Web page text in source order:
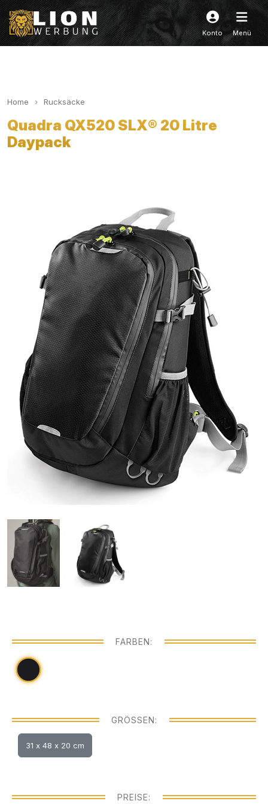
Konto Menü
Home Rucksäcke
Quadra QX520 SLX® 20 Litre
Daypack
FARBEN:
GRÖSSEN:
31 x 48 x 20 cm
PREISE: